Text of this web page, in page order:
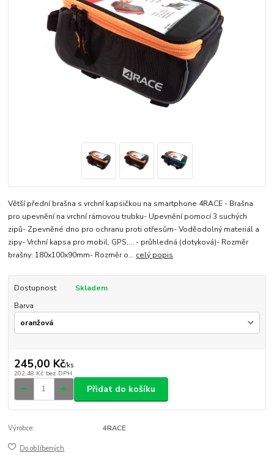
Větší přední brašna s vrchní kapsičkou na smartphone 4RACE - Brašna
pro upevnění na vrchní rámovou trubku- Upevnění pomocí 3 suchých
zipů- Zpevněné dno pro ochranu proti otřesům- Voděodolný materiál a
zipy- Vrchní kapsa pro mobil, GPS,... - průhledná (dotyková)- Rozměr
brašny: 180x100x90mm- Rozměr o... celý popis
Dostupnost
Skladem
Barva
245,00 Kč/ks
202,48 Kč bez DPH
Přidat do košíku
Výrobce: 4RACE
Do oblíbených